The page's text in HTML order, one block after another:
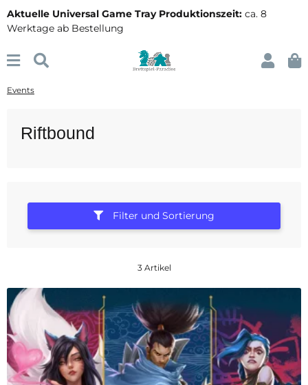
Aktuelle Universal Game Tray Produktionszeit: ca. 8
Werktage ab Bestellung
Events
Riftbound
Filter und Sortierung
3 Artikel